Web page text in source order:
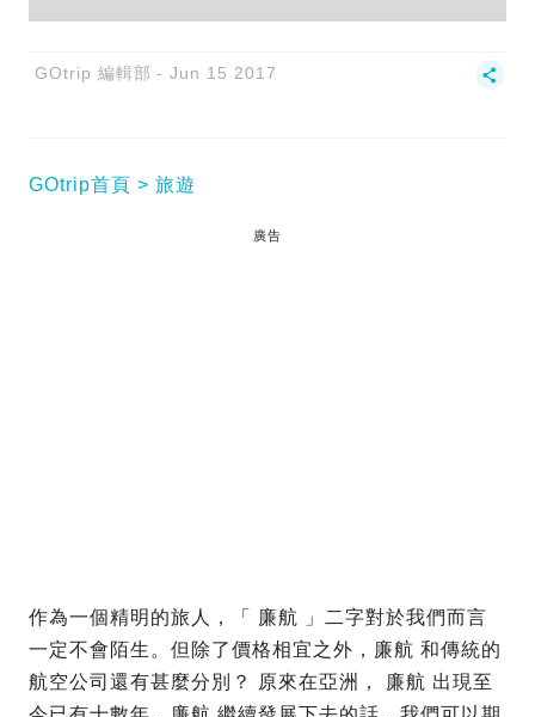
GOtrip 編輯部 Jun 15 2017
GOtrip首頁 旅遊
廣告
作為一個精明的旅人，「 廉航 」二字對於我們而言
一定不會陌生。但除了價格相宜之外，廉航 和傳統的
航空公司還有甚麼分別？ 原來在亞洲， 廉航 出現至